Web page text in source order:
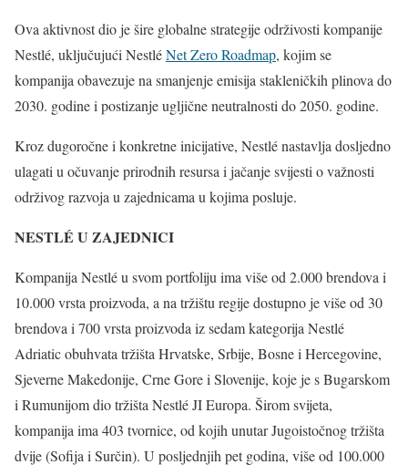
Ova aktivnost dio je šire globalne strategije održivosti kompanije
Nestlé, uključujući NestléNet Zero Roadmap, kojim se
kompanija obavezuje na smanjenje emisija stakleničkih plinova do
2030. godine i postizanje ugljične neutralnosti do 2050. godine.
Kroz dugoročne i konkretne inicijative, Nestlé nastavlja dosljedno
ulagati u očuvanje prirodnih resursa i jačanje svijesti o važnosti
održivog razvoja u zajednicama u kojima posluje.
NESTLÉ U ZAJEDNICI
Kompanija Nestlé u svom portfoliju ima više od 2.000 brendova i
10.000 vrsta proizvoda, a na tržištu regije dostupno je više od 30
brendova i 700 vrsta proizvoda iz sedam kategorija Nestlé
Adriatic obuhvata tržišta Hrvatske, Srbije, Bosne i Hercegovine,
Sjeverne Makedonije, Crne Gore i Slovenije, koje je s Bugarskom
i Rumunijom dio tržišta Nestlé JI Europa. Širom svijeta,
kompanija ima 403 tvornice, od kojih unutar Jugoistočnog tržišta
dvije (Sofija i Surčin). U posljednjih pet godina, više od 100.000